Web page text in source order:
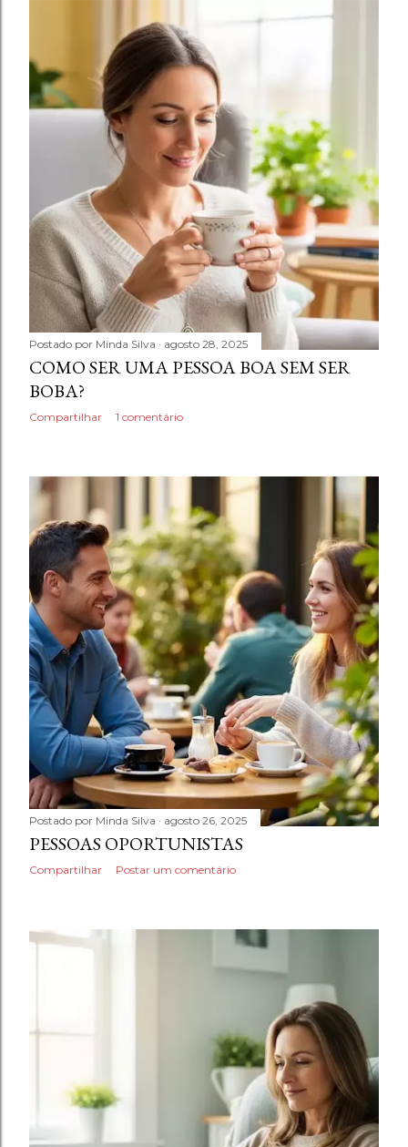
Postado por Minda Silva agosto 28, 2025
COMO SER UMA PESSOA BOA SEM SER
BOBA?
Compartilhar 1 comentário
Postado por Minda Silva agosto 26, 2025
PESSOAS OPORTUNISTAS
Compartilhar Postar um comentário